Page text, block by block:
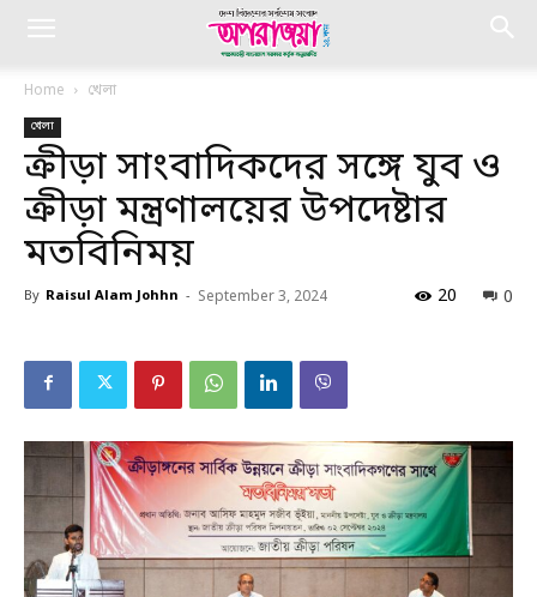
Home খেলা
খেলা
ক্রীড়া সাংবাদিকদের সঙ্গে যুব ও
ক্রীড়া মন্ত্রণালয়ের উপদেষ্টার
মতবিনিময়
By Raisul Alam Johhn - September 3, 2024 0
20